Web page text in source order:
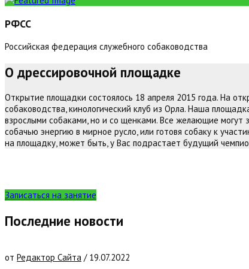
РФСС
Российская федерация служебного собаководства
О дрессировочной площадке
Открытие площадки состоялось 18 апреля 2015 года. На
собаководства, кинологический клуб из Орла. Наша
взрослыми собаками, но и со щенками. Все желающие могут
собачью энергию в мирное русло, или готовя собаку к
на площадку, может быть, у Вас подрастает будущий
Записаться на занятие
Последние новости
от Редактор Сайта / 19.07.2022